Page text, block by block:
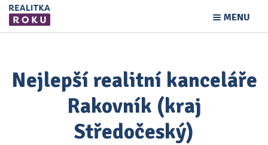
MENU
Nejlepší realitní kanceláře
Rakovník (kraj
Středočeský)